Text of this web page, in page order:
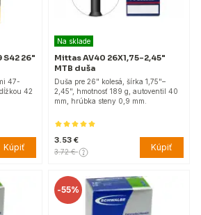
26"
47-
42
Kúpiť
Na sklade
Mittas AV40 26X1,75–2,45"
MTB duša
Duša pre 26" kolesá, šírka 1,75"–
2,45", hmotnosť 189 g, autoventil 40
mm, hrúbka steny 0,9 mm.
3.53 €
3.72 € Kúpiť
-55%